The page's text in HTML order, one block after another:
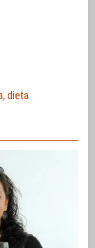
, dieta